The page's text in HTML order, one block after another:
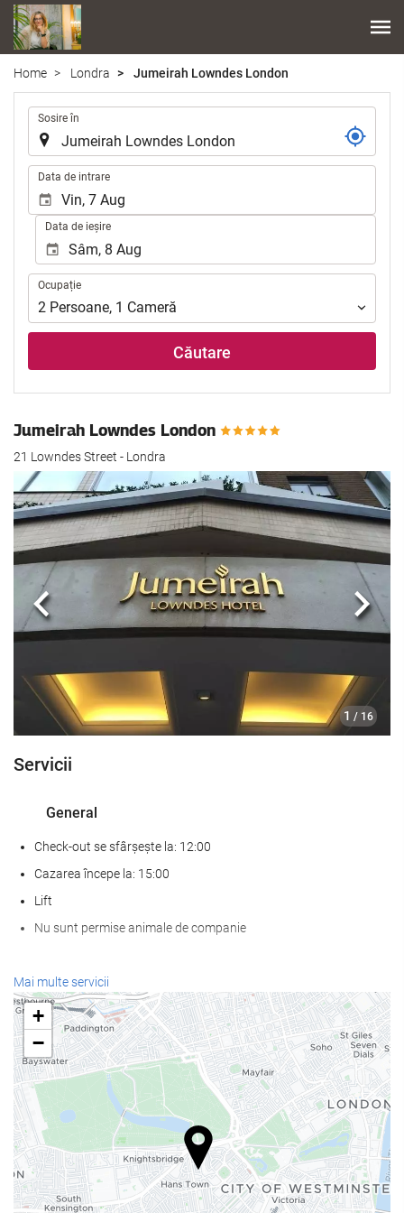
Home Londra Jumeirah Lowndes London
Sosire în
Data de intrare
Data de ieșire
Ocupație
Ocupație
2 Persoane, 1 Cameră
Căutare
Jumeirah Lowndes London
21 Lowndes Street - Londra
1 / 16
Anterioară
Servicii
General
Check-out se sfârșește la: 12:00
Cazarea începe la: 15:00
Lift
Nu sunt permise animale de companie
Servicii de primire
recepţie deschisă nonstop
cameră de bagaje
Mâncare și băuturi
Restaurant à la carte
Bar
Internet
Mai multe servicii
+
−